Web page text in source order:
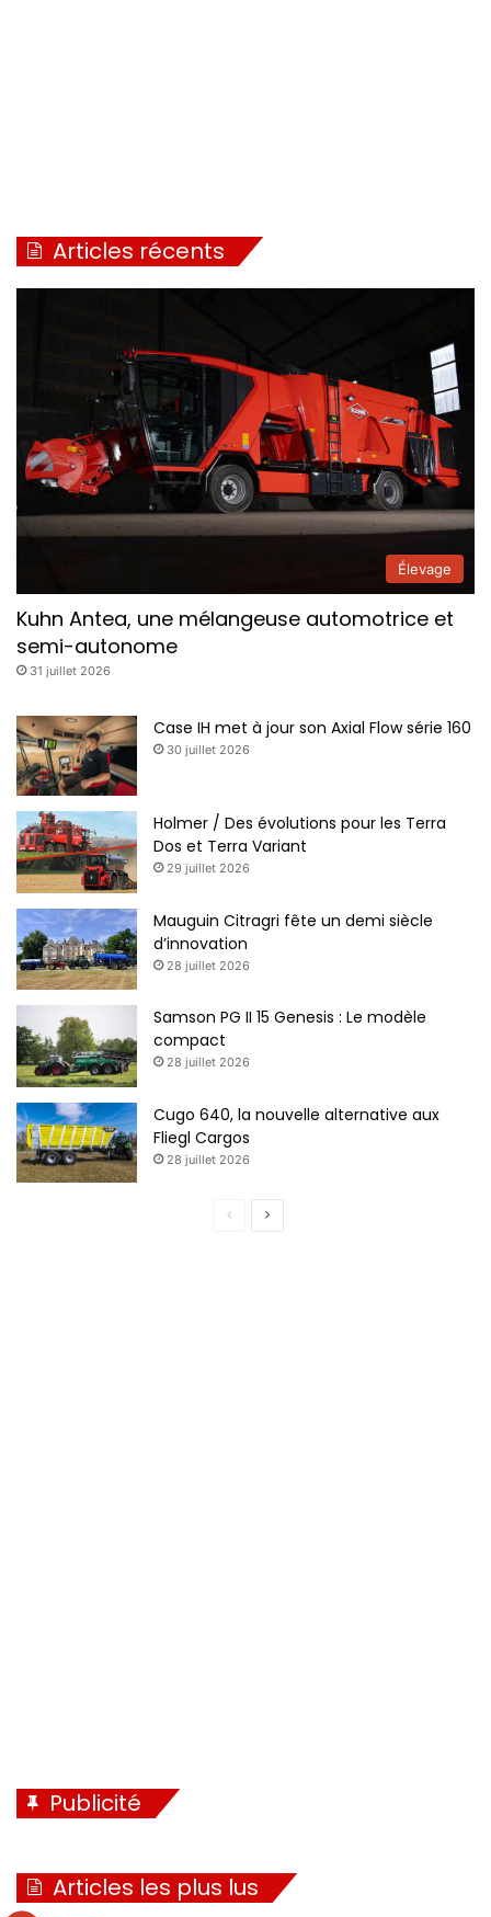
Marge Models / 1/32 / Citerne routière. Disponible 4ème
trimestre 2023 au prix d’environ 130€
Marge Models / 1/32 / Claas Lexion 8800 TerraTrac avec
coupe Convio flex 1380 et son chariot de transport.
Disponible au prix de 210€
Articles récents
Élevage
Kuhn Antea, une mélangeuse automotrice et
semi-autonome
31 juillet 2026
Case IH met à jour son Axial Flow série 160
30 juillet 2026
Holmer / Des évolutions pour les Terra
Dos et Terra Variant
29 juillet 2026
Mauguin Citragri fête un demi siècle
d’innovation
28 juillet 2026
Samson PG II 15 Genesis : Le modèle
compact
28 juillet 2026
Cugo 640, la nouvelle alternative aux
Fliegl Cargos
28 juillet 2026
Page
Page
Publicité
Articles les plus lus